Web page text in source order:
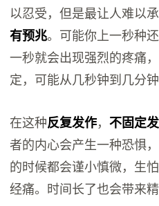
以忍受，但是最让人难以
有预兆。可能你上一秒种
一秒就会出现强烈的疼痛
定，可能从几秒钟到几分钟
在这种反复发作，不固定
者的内心会产生一种恐惧
的时候都会谨小慎微，生
经痛。时间长了也会带来